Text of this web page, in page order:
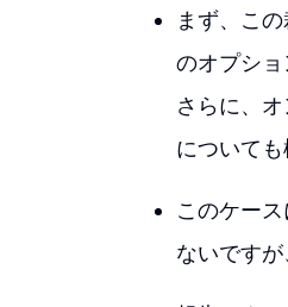
まず、こ
のオプシ
さらに、
についても
このケー
ないですが